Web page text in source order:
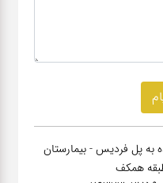
به پل فردیس - بیمارستان